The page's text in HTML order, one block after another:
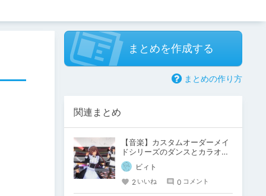
まとめを作成する
まとめの作り方
関連まとめ
【音楽】カスタムオーダーメイ
ドシリーズのダンスとカラオケ
一覧
ビィト
2 いいね 0 コメント